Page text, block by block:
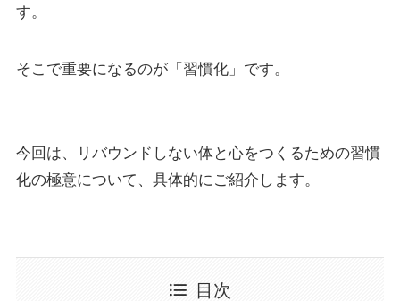
す。
そこで重要になるのが「習慣化」です。
今回は、リバウンドしない体と心をつくるための習慣
化の極意について、具体的にご紹介します。
目次